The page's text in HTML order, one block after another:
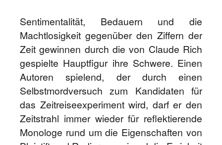
Sentimentalität, Bedauern und die
Machtlosigkeit gegenüber den Ziffern der
Zeit gewinnen durch die von Claude Rich
gespielte Hauptfigur ihre Schwere. Einen
Autoren spielend, der durch einen
Selbstmordversuch zum Kandidaten für
das Zeitreiseexperiment wird, darf er den
Zeitstrahl immer wieder für reflektierende
Monologe rund um die Eigenschaften von